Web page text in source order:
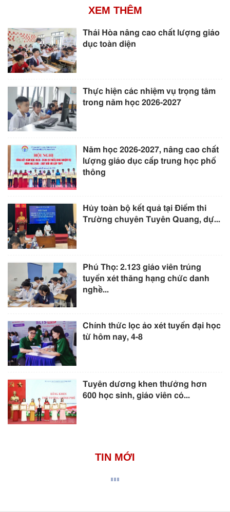
XEM THÊM
Thái Hòa nâng cao chất lượng giáo
dục toàn diện
Thực hiện các nhiệm vụ trọng tâm
trong năm học 2026-2027
Năm học 2026-2027, nâng cao chất
lượng giáo dục cấp trung học phổ
thông
Hủy toàn bộ kết quả tại Điểm thi
Trường chuyên Tuyên Quang, dự...
Phú Thọ: 2.123 giáo viên trúng
tuyển xét thăng hạng chức danh
nghề...
Chính thức lọc ảo xét tuyển đại học
từ hôm nay, 4-8
Tuyên dương khen thưởng hơn
600 học sinh, giáo viên có...
TIN MỚI